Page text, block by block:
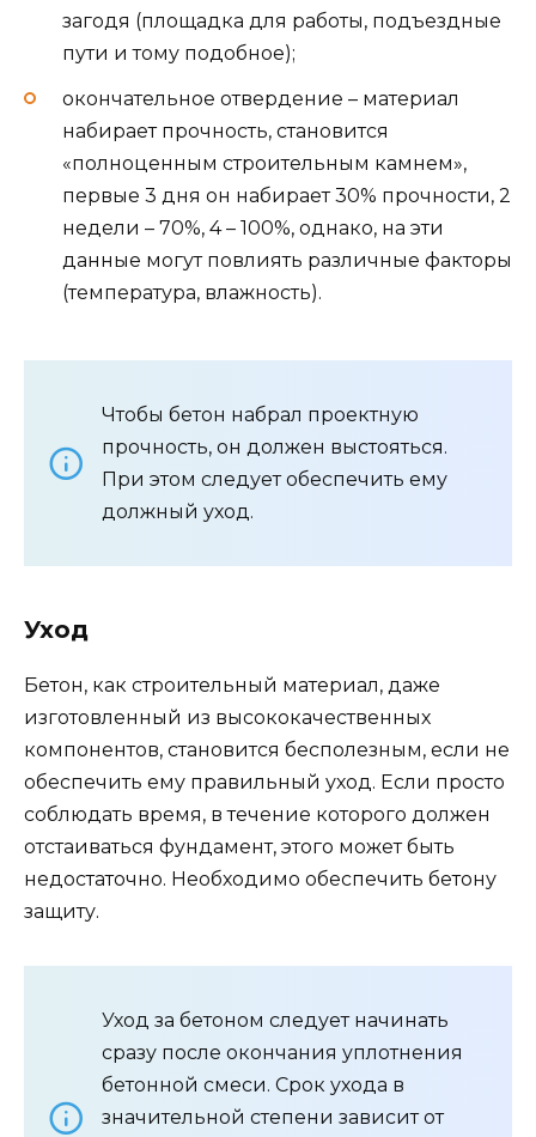
загодя (площадка для работы, подъездные
пути и тому подобное);
окончательное отвердение – материал
набирает прочность, становится
«полноценным строительным камнем»,
первые 3 дня он набирает 30% прочности, 2
недели – 70%, 4 – 100%, однако, на эти
данные могут повлиять различные факторы
(температура, влажность).
Чтобы бетон набрал проектную
прочность, он должен выстояться.
При этом следует обеспечить ему
должный уход.
Уход
Бетон, как строительный материал, даже
изготовленный из высококачественных
компонентов, становится бесполезным, если не
обеспечить ему правильный уход. Если просто
соблюдать время, в течение которого должен
отстаиваться фундамент, этого может быть
недостаточно. Необходимо обеспечить бетону
защиту.
Уход за бетоном следует начинать
сразу после окончания уплотнения
бетонной смеси. Срок ухода в
значительной степени зависит от